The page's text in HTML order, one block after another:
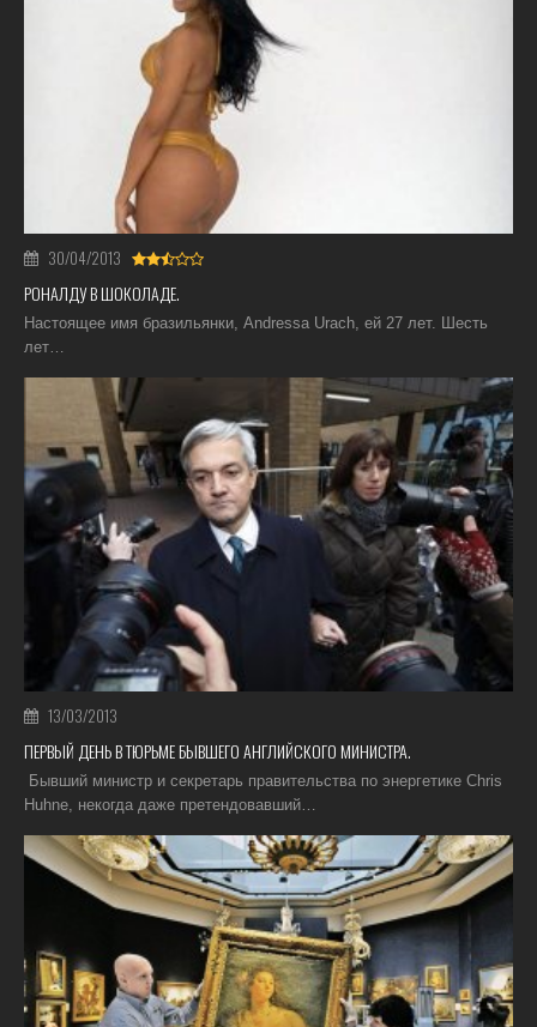
30/04/2013
РОНАЛДУ В ШОКОЛАДЕ.
Настоящее имя бразильянки, Andressa Urach, ей 27 лет. Шесть
лет…
13/03/2013
ПЕРВЫЙ ДЕНЬ В ТЮРЬМЕ БЫВШЕГО АНГЛИЙСКОГО МИНИСТРА.
Бывший министр и секретарь правительства по энергетике Chris
Huhne, некогда даже претендовавший…